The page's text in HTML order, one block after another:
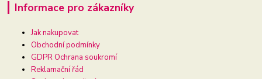
Informace pro zákazníky
Jak nakupovat
Obchodní podmínky
GDPR Ochrana soukromí
Reklamační řád